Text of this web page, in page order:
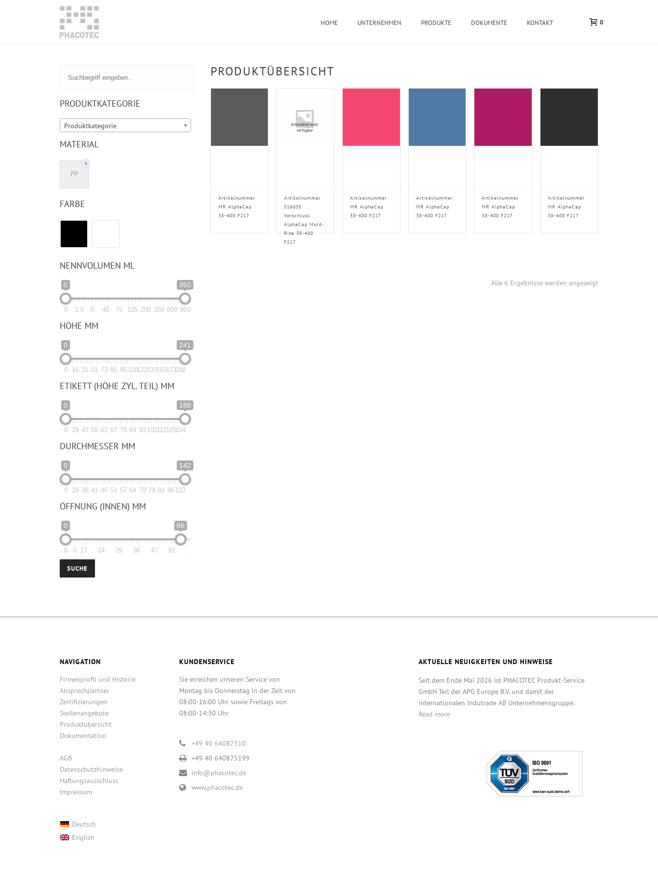
HOME UNTERNEHMEN PRODUKTE DOKUMENTE KONTAKT 0
PRODUKTÜBERSICHT
Artikelnummer
MR AlphaCap
38-400 F217
Artikelnummer
516038
Verschluss
AlphaCap Mold-
Rite 38-400
F217
Artikelnummer
MR AlphaCap
38-400 F217
Artikelnummer
MR AlphaCap
38-400 F217
Artikelnummer
MR AlphaCap
38-400 F217
Artikelnummer
MR AlphaCap
38-400 F217
Alle 6 Ergebnisse werden angezeigt
PRODUKTKATEGORIE
Produktkategorie
MATERIAL
6
PP
FARBE
NENNVOLUMEN ML
0 950
0 1.5 5 40 75 125 200 350 600 950
HÖHE MM
0 241
0 16 31 51 73 85 95 108122137153173208
ETIKETT (HÖHE ZYL. TEIL) MM
0 188
0 28 47 55 62 67 78 84 93 102112125154
DURCHMESSER MM
0 142
0 29 36 41 46 51 57 64 70 79 91 96 123
ÖFFNUNG (INNEN) MM
0 86
0 0 17 24 29 36 47 81
SUCHE
NAVIGATION
Firmenprofil und Historie
Ansprechpartner
Zertifizierungen
Stellenangebote
Produktübersicht
Dokumentation
AGB
Datenschutzhinweise
Haftungsausschluss
Impressum
Deutsch
English
KUNDENSERVICE
Sie erreichen unseren Service von
Montag bis Donnerstag in der Zeit von
08:00-16:00 Uhr sowie Freitags von
08:00-14:30 Uhr
+49 40 64087510
+49 40 640875199
info@phacotec.de
www.phacotec.de
AKTUELLE NEUIGKEITEN UND HINWEISE
Seit dem Ende Mai 2026 ist PHACOTEC Produkt-Service
GmbH Teil der APG Europe B.V. und damit der
internationalen Indutrade AB Unternehmensgruppe.
Read more